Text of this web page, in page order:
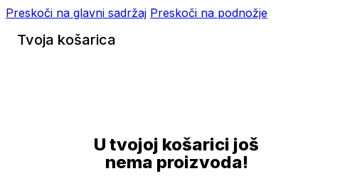
Preskoči na glavni sadržaj Preskoči na podnožje
Tvoja košarica
U tvojoj košarici još
nema proizvoda!